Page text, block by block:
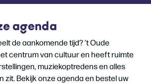
agenda
de aankomende tijd? ’t Oude
centrum van cultuur en heeft ruimte
muziekoptredens en alles
zit. Bekijk onze agenda en bestel uw